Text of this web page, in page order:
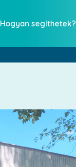
Hogyan segíthetek?